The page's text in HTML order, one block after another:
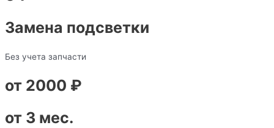
Замена подсветки
Без учета запчасти
от 2000 ₽
от 3 мес.